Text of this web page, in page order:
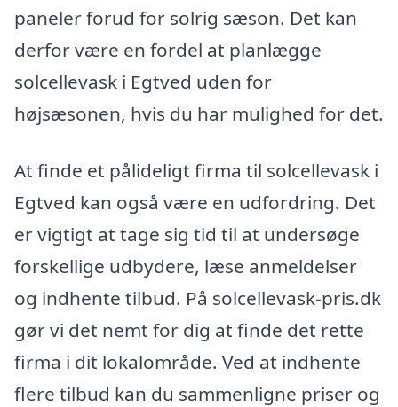
paneler forud for solrig sæson. Det kan
derfor være en fordel at planlægge
solcellevask i Egtved uden for
højsæsonen, hvis du har mulighed for det.
At finde et pålideligt firma til solcellevask i
Egtved kan også være en udfordring. Det
er vigtigt at tage sig tid til at undersøge
forskellige udbydere, læse anmeldelser
og indhente tilbud. På solcellevask-pris.dk
gør vi det nemt for dig at finde det rette
firma i dit lokalområde. Ved at indhente
flere tilbud kan du sammenligne priser og